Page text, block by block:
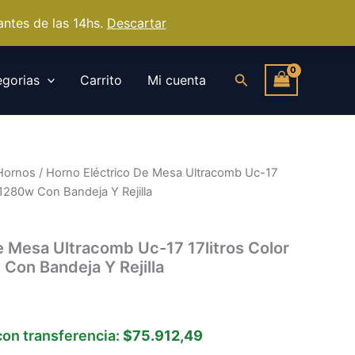
de las 14hs. Descartar
Carrito Mi cuenta Buscar
/ Horno Eléctrico De Mesa Ultracomb Uc-17
Con Bandeja Y Rejilla
Mesa Ultracomb Uc-17 17litros Color
Bandeja Y Rejilla
transferencia: $75.912,49